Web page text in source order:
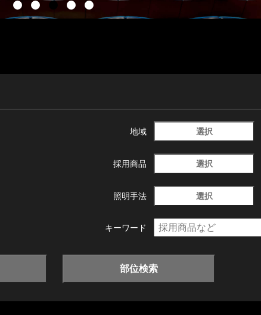
地域 選択
採用商品 選択
照明手法 選択
キーワード
部位検索